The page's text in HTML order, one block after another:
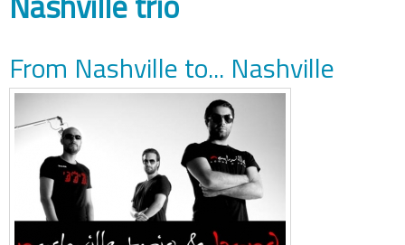
From Nashville to... Nashville